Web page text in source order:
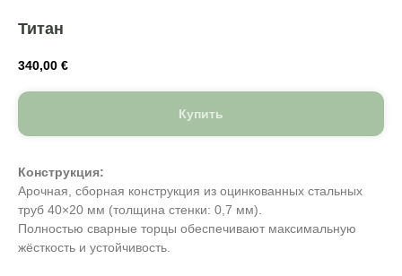
Титан
340,00 €
Купить
Конструкция:
Арочная, сборная конструкция из оцинкованных стальных
труб 40×20 мм (толщина стенки: 0,7 мм).
Полностью сварные торцы обеспечивают максимальную
жёсткость и устойчивость.